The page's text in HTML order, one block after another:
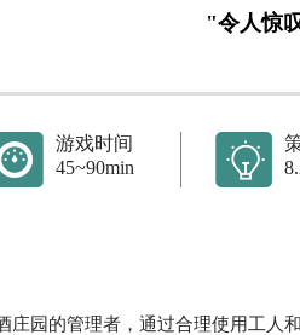
"令人惊
游戏时间
45~90min
庄园的管理者，通过合理使用工人